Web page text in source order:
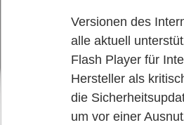
Versionen des
alle aktuell
Flash Player für
Hersteller als
die
um vor einer